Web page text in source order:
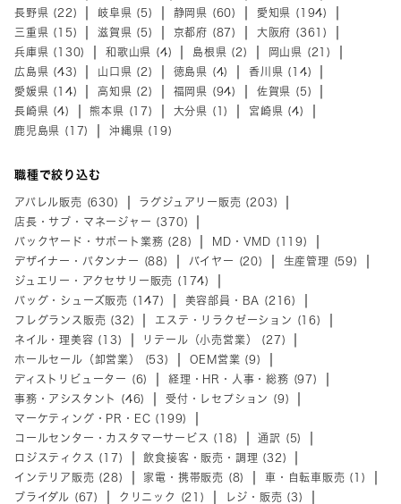
長野県 (22)
岐阜県 (5) 静岡県 (60)
愛知県 (194)
三重県 (15)
滋賀県 (5) 京都府 (87)
大阪府 (361)
兵庫県 (130)
和歌山県 (4) 島根県 (2)
岡山県 (21)
広島県 (43)
山口県 (2) 徳島県 (4)
香川県 (14)
愛媛県 (14)
高知県 (2) 福岡県 (94)
佐賀県 (5)
長崎県 (4)
熊本県 (17) 大分県 (1)
宮崎県 (4)
鹿児島県 (17)
沖縄県 (19)
職種で絞り込む
アパレル販売 (630)
ラグジュアリー販売 (203)
店長・サブ・マネージャー (370)
バックヤード・サポート業務 (28)
MD・VMD (119)
デザイナー・パタンナー (88)
バイヤー (20)
生産管理 (59)
ジュエリー・アクセサリー販売 (174)
バッグ・シューズ販売 (147)
美容部員・BA (216)
フレグランス販売 (32)
エステ・リラクゼーション (16)
ネイル・理美容 (13)
リテール（小売営業） (27)
ホールセール（卸営業） (53)
OEM営業 (9)
ディストリビューター (6)
経理・HR・人事・総務 (97)
事務・アシスタント (46)
受付・レセプション (9)
マーケティング・PR・EC (199)
コールセンター・カスタマーサービス (18)
通訳 (5)
ロジスティクス (17)
飲食接客・販売・調理 (32)
インテリア販売 (28)
家電・携帯販売 (8)
車・自転車販売 (1)
ブライダル (67)
クリニック (21)
レジ・販売 (3)